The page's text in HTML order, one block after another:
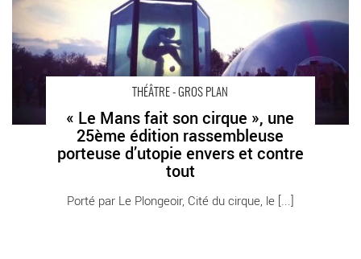
THÉÂTRE - GROS PLAN
« Le Mans fait son cirque », une
25ème édition rassembleuse
porteuse d’utopie envers et contre
tout
Porté par Le Plongeoir, Cité du cirque, le [...]